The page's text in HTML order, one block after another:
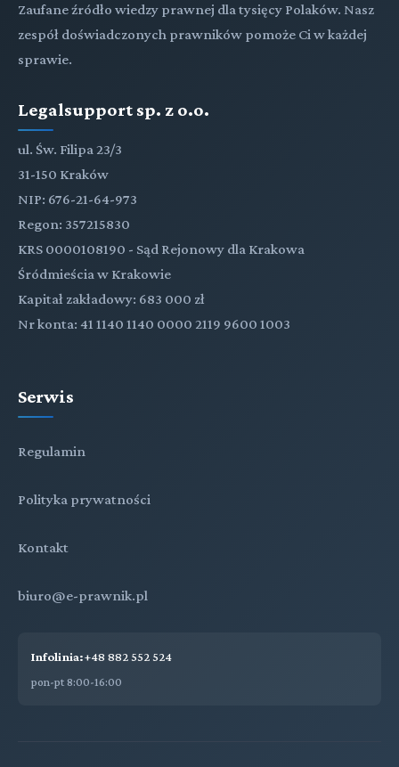
Zaufane źródło wiedzy prawnej dla tysięcy Polaków. Nasz
zespół doświadczonych prawników pomoże Ci w każdej
sprawie.
Legalsupport sp. z o.o.
ul. Św. Filipa 23/3
31-150 Kraków
NIP: 676-21-64-973
Regon: 357215830
KRS 0000108190 - Sąd Rejonowy dla Krakowa
Śródmieścia w Krakowie
Kapitał zakładowy: 683 000 zł
Nr konta: 41 1140 1140 0000 2119 9600 1003
Serwis
Regulamin
Polityka prywatności
Kontakt
biuro@e-prawnik.pl
Infolinia:+48 882 552 524
pon-pt 8:00-16:00